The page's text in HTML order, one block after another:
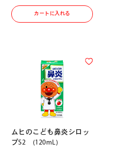
カートに入れる
ムヒのこども鼻炎シロッ
プS2 (120mL)